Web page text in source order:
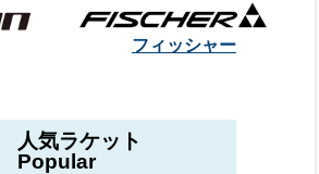
フィッシャー
人気ラケット
Popular